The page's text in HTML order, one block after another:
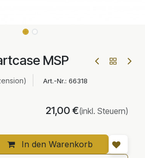
MSP
Art.-Nr.: 66318
In den Warenkorb
21,00 €(inkl. Steuern)